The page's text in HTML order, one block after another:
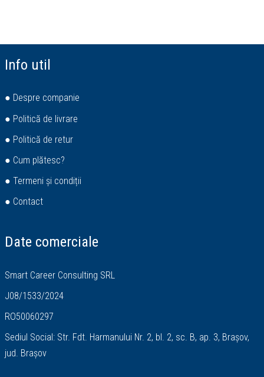
Info util
● Despre companie
● Politică de livrare
● Politică de retur
● Cum plătesc?
● Termeni și condiții
● Contact
Date comerciale
Smart Career Consulting SRL
J08/1533/2024
RO50060297
Sediul Social: Str. Fdt. Harmanului Nr. 2, bl. 2, sc. B, ap. 3, Brașov,
jud. Brașov